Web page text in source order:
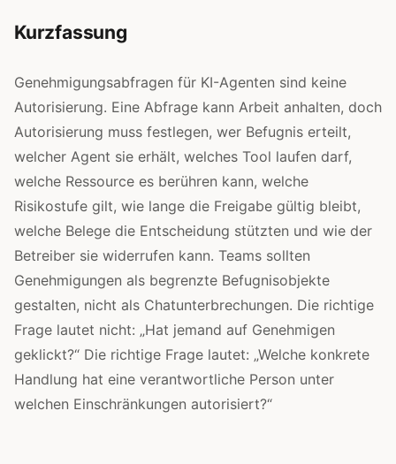
Kurzfassung
Genehmigungsabfragen für KI-Agenten sind keine
Autorisierung. Eine Abfrage kann Arbeit anhalten, doch
Autorisierung muss festlegen, wer Befugnis erteilt,
welcher Agent sie erhält, welches Tool laufen darf,
welche Ressource es berühren kann, welche
Risikostufe gilt, wie lange die Freigabe gültig bleibt,
welche Belege die Entscheidung stützten und wie der
Betreiber sie widerrufen kann. Teams sollten
Genehmigungen als begrenzte Befugnisobjekte
gestalten, nicht als Chatunterbrechungen. Die richtige
Frage lautet nicht: „Hat jemand auf Genehmigen
geklickt?“ Die richtige Frage lautet: „Welche konkrete
Handlung hat eine verantwortliche Person unter
welchen Einschränkungen autorisiert?“